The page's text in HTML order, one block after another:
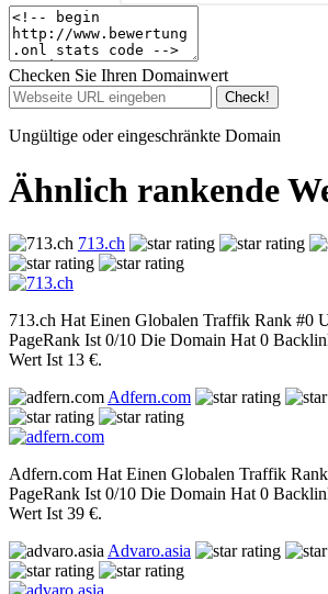
Checken Sie Ihren Domainwert
Check!
Ungültige oder eingeschränkte Domain
Ähnlich rankende
713.ch
713.ch Hat Einen Globalen Traffik Rank #0
PageRank Ist 0/10 Die Domain Hat 0
Wert Ist 13 €.
Adfern.com
Adfern.com Hat Einen Globalen Traffik
PageRank Ist 0/10 Die Domain Hat 0
Wert Ist 39 €.
Advaro.asia